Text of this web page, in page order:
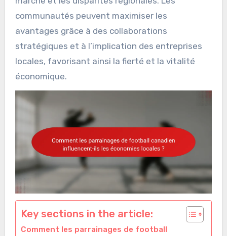
communautés peuvent maximiser les
avantages grâce à des collaborations
stratégiques et à l’implication des entreprises
locales, favorisant ainsi la fierté et la vitalité
économique.
Key sections in the article:
Comment les parrainages de football